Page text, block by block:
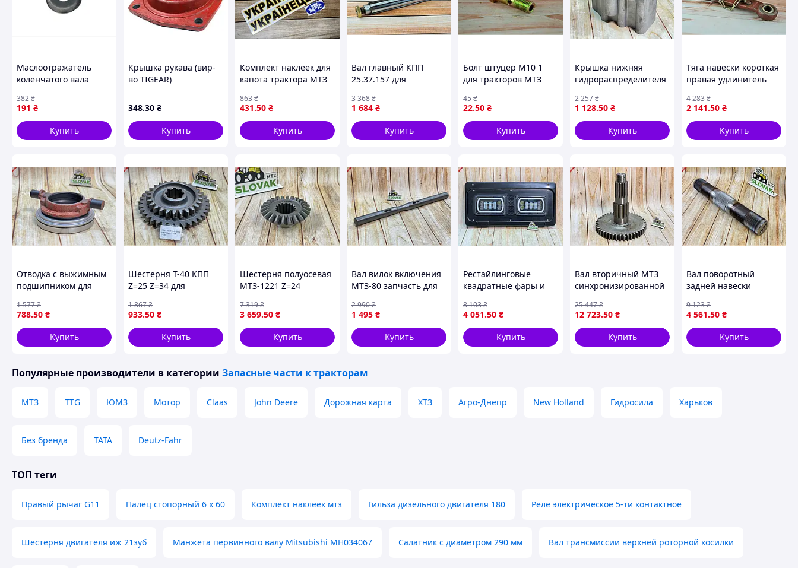
Маслоотражатель
коленчатого вала
для автомобилей
предотвращает утечку
масла
191 ₴
382₴
Купить
Крышка рукава (вир-
во TIGEAR)
348.30 ₴
Купить
Комплект наклеек для
капота трактора МТЗ
оформления и защиты
поверхности
431.50 ₴
863₴
Купить
Вал главный КПП
25.37.157 для
двигателей Д-21 для
передачи мощности
1 684 ₴
3 368₴
Купить
Болт штуцер М10 1
для тракторов МТЗ
элемент с двумя
отверстиями
22.50 ₴
45₴
Купить
Крышка нижняя
гидрораспределителя
ремонта тракторов
для работы в полевых
условиях
1 128.50 ₴
2 257₴
Купить
Тяга навески короткая
правая удлинитель
82 кованая запчасть
оригинал
2 141.50 ₴
4 283₴
Купить
Отводка с выжимным
подшипником для
запчасть для
сцепления и
трансмиссии
788.50 ₴
1 577₴
Купить
Шестерня Т-40 КПП
Z=25 Z=34 для
передачи мощности
933.50 ₴
1 867₴
Купить
Шестерня полуосевая
МТЗ-1221 Z=24
трактора передачи
мощности
3 659.50 ₴
7 319₴
Купить
Вал вилок включения
МТЗ-80 запчасть для
переключения
передач оригинал Р.Б
1 495 ₴
2 990₴
Купить
Рестайлинговые
квадратные фары и
ДХО и поворотниками
для установки на
трактор
4 051.50 ₴
8 103₴
Купить
Вал вторичный МТЗ
синхронизированной
трактора надежная
для замены и ремонта
12 723.50 ₴
25 447₴
Купить
Вал поворотный
задней навески
запчасть для трактора
с гарантией и
доставкой
4 561.50 ₴
9 123₴
Купить
Популярные производители в категории Запасные части к тракторам
МТЗ TTG ЮМЗ Мотор Claas John Deere Дорожная карта ХТЗ Агро-Днепр New Holland Гидросила Харьков
Без бренда TATA Deutz-Fahr
ТОП теги
Правый рычаг G11 Палец стопорный 6 х 60 Комплект наклеек мтз Гильза дизельного двигателя 180 Реле электрическое 5-ти контактное
Шестерня двигателя иж 21зуб Манжета первинного валу Mitsubishi MH034067 Салатник с диаметром 290 мм Вал трансмиссии верхней роторной косилки